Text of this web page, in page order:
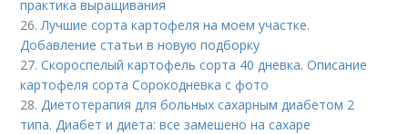
практика выращивания
26. Лучшие сорта картофеля на моем участке.
Добавление статьи в новую подборку
27.Скороспелый картофель сорта 40 дневка. Описание
картофеля сорта Сорокодневка с фото
28. Диетотерапия для больных сахарным диабетом 2
типа. Диабет и диета: все замешено на сахаре